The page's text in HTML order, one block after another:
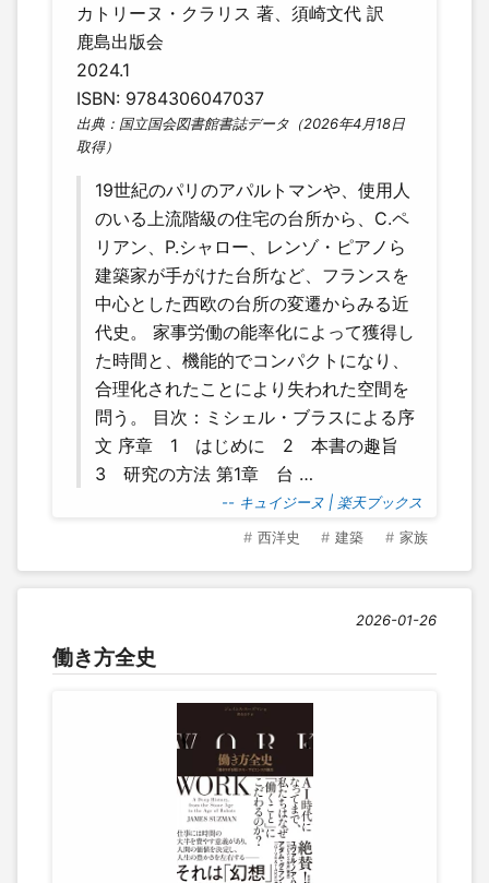
カトリーヌ・クラリス 著、須崎文代 訳
鹿島出版会
2024.1
ISBN: 9784306047037
出典：国立国会図書館書誌データ（2026年4月18日
取得）
19世紀のパリのアパルトマンや、使用人
のいる上流階級の住宅の台所から、C.ペ
リアン、P.シャロー、レンゾ・ピアノら
建築家が手がけた台所など、フランスを
中心とした西欧の台所の変遷からみる近
代史。 家事労働の能率化によって獲得し
た時間と、機能的でコンパクトになり、
合理化されたことにより失われた空間を
問う。 目次：ミシェル・ブラスによる序
文 序章 1 はじめに 2 本書の趣旨
3 研究の方法 第1章 台 …
-- キュイジーヌ | 楽天ブックス
西洋史 建築 家族
2026-01-26
働き方全史